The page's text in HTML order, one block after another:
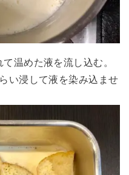
温めた液を流し込む。
い浸して液を染み込ませ